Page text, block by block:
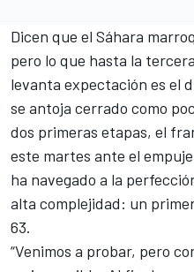
Dicen que el Sáhara
pero lo que hasta la
levanta expectación es el
se antoja cerrado como
dos primeras etapas, el
este martes ante el
ha navegado a la
alta complejidad: un
63.
“Venimos a probar, pero